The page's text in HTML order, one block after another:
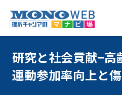
研究と社会貢献−高
運動参加率向上と